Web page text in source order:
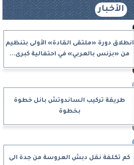
الأخبار
انطلاق دورة «ملتقى القادة» الأولى بتنظيم
من «بزنس بالعربي» في احتفالية كبرى...
طريقة تركيب الساندوتش بانل خطوة
بخطوة
كم تكلفة نقل دبش العروسة من جدة الى